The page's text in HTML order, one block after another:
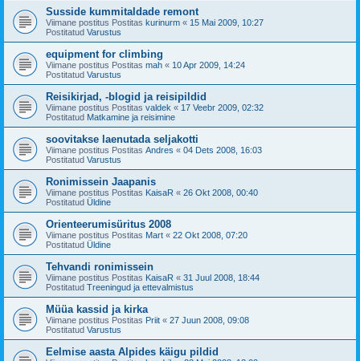
Susside kummitaldade remont
Viimane postitus Postitas kurinurm « 15 Mai 2009, 10:27
Postitatud Varustus
equipment for climbing
Viimane postitus Postitas mah « 10 Apr 2009, 14:24
Postitatud Varustus
Reisikirjad, -blogid ja reisipildid
Viimane postitus Postitas valdek « 17 Veebr 2009, 02:32
Postitatud Matkamine ja reisimine
soovitakse laenutada seljakotti
Viimane postitus Postitas Andres « 04 Dets 2008, 16:03
Postitatud Varustus
Ronimissein Jaapanis
Viimane postitus Postitas KaisaR « 26 Okt 2008, 00:40
Postitatud Üldine
Orienteerumisüritus 2008
Viimane postitus Postitas Mart « 22 Okt 2008, 07:20
Postitatud Üldine
Tehvandi ronimissein
Viimane postitus Postitas KaisaR « 31 Juul 2008, 18:44
Postitatud Treeningud ja ettevalmistus
Müüa kassid ja kirka
Viimane postitus Postitas Priit « 27 Juun 2008, 09:08
Postitatud Varustus
Eelmise aasta Alpides käigu pildid